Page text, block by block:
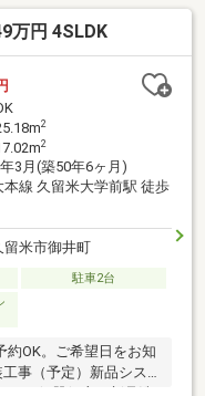
御井旗崎店まで
8分）◆保育園、幼稚
を兼ね備えた環境にな
7468-0461石原まで◆
万円 4SLDK
2
2
3月(築50年6ヶ月)
本線 久留米大学前駅 徒歩
留米市御井町
駐車2台
OK。ご希望日をお知
事（予定）新品シス